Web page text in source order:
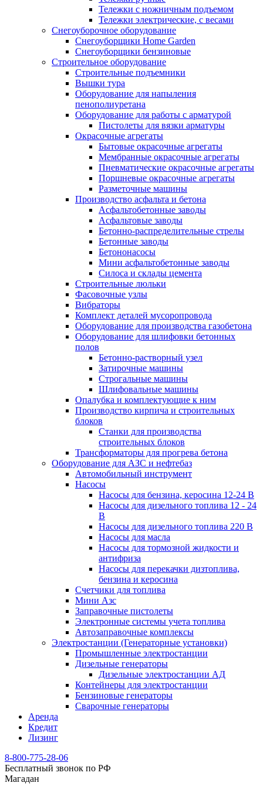
Тележки с ножничным подъемом
Тележки электрические, с весами
Снегоуборочное оборудование
Снегоуборщики Home Garden
Снегоуборщики бензиновые
Строительное оборудование
Cтроительные подъемники
Вышки тура
Оборудование для напыления
пенополиуретана
Оборудование для работы с арматурой
Пистолеты для вязки арматуры
Окрасочные агрегаты
Бытовые окрасочные агрегаты
Мембранные окрасочные агрегаты
Пневматические окрасочные агрегаты
Поршневые окрасочные агрегаты
Разметочные машины
Производство асфальта и бетона
Асфальтобетонные заводы
Асфальтовые заводы
Бетонно-распределительные стрелы
Бетонные заводы
Бетононасосы
Мини асфальтобетонные заводы
Силоса и склады цемента
Строительные люльки
Фасовочные узлы
Вибраторы
Комплект деталей мусоропровода
Оборудование для производства газобетона
Оборудование для шлифовки бетонных
полов
Бетонно-растворный узел
Затирочные машины
Строгальные машины
Шлифовальные машины
Опалубка и комплектующие к ним
Производство кирпича и строительных
блоков
Cтанки для производства
строительных блоков
Трансформаторы для прогрева бетона
Оборудование для АЗС и нефтебаз
Автомобильный инструмент
Насосы
Насосы для бензина, керосина 12-24 В
Насосы для дизельного топлива 12 - 24
В
Насосы для дизельного топлива 220 В
Насосы для масла
Насосы для тормозной жидкости и
антифриза
Насосы для перекачки дизтоплива,
бензина и керосина
Счетчики для топлива
Мини Азс
Заправочные пистолеты
Электронные системы учета топлива
Автозаправочные комплексы
Электростанции (Генераторные установки)
Промышленные электростанции
Дизельные генераторы
Дизельные электростанции АД
Контейнеры для электростанции
Бензиновые генераторы
Сварочные генераторы
Аренда
Кредит
Лизинг
8-800-775-28-06
Бесплатный звонок по РФ
Магадан